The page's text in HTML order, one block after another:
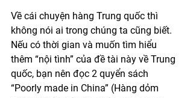
Về cái chuyện hàng Trung quốc thì
không nói ai trong chúng ta cũng biết.
Nếu có thời gian và muốn tìm hiểu
thêm “nội tình” của đề tài này về Trung
quốc, bạn nên đọc 2 quyển sách
“Poorly made in China” (Hàng dỏm